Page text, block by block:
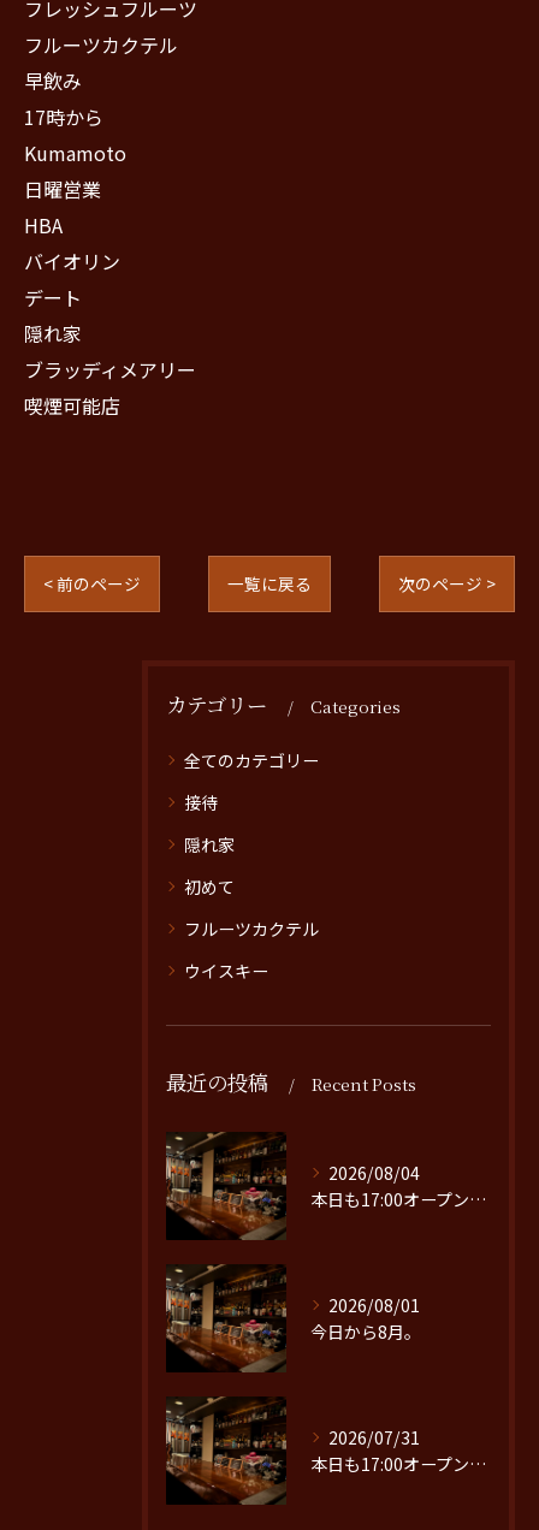
フレッシュフルーツ
フルーツカクテル
早飲み
17時から
Kumamoto
日曜営業
HBA
バイオリン
デート
隠れ家
ブラッディメアリー
喫煙可能店
< 前のページ 一覧に戻る 次のページ >
カテゴリー Categories
全てのカテゴリー
接待
隠れ家
初めて
フルーツカクテル
ウイスキー
最近の投稿 Recent Posts
2026/08/04
本日も17:00オープンです。
2026/08/01
今日から8月。
2026/07/31
本日も17:00オープンです。